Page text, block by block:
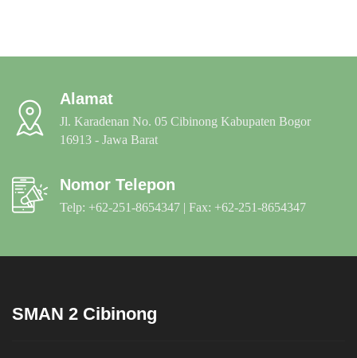
Alamat
Jl. Karadenan No. 05 Cibinong Kabupaten Bogor
16913 - Jawa Barat
Nomor Telepon
Telp: +62-251-8654347 | Fax: +62-251-8654347
SMAN 2 Cibinong